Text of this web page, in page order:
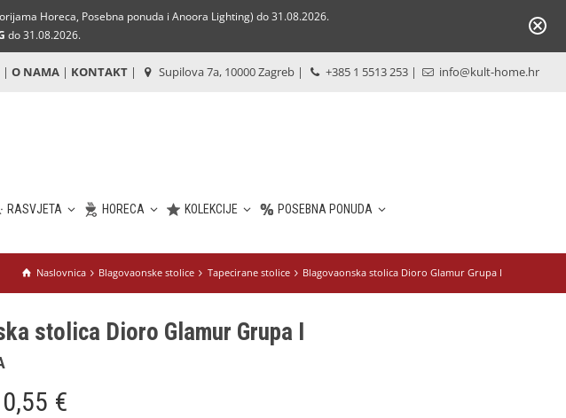
Horeca, Posebna ponuda i Anoora Lighting) do 31.08.2026.
do 31.08.2026.
| O NAMA | KONTAKT | Supilova 7a, 10000 Zagreb | +385 1 5513 253 | info@kult-home.hr
RASVJETA HORECA KOLEKCIJE POSEBNA PONUDA
Naslovnica Blagovaonske stolice Tapecirane stolice Blagovaonska stolica Dioro Glamur Grupa I
stolica Dioro Glamur Grupa I
€